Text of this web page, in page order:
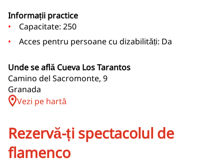
Informații practice
Capacitate: 250
Acces pentru persoane cu dizabilități: Da
Unde se află Cueva Los Tarantos
Camino del Sacromonte, 9
Granada
Vezi pe hartă
Rezervă-ți spectacolul de
flamenco